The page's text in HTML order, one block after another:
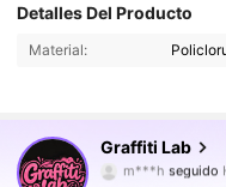
Detalles Del Producto
Material:
Graffiti Lab
9.7K
m***hseguido
4,90
9.7K